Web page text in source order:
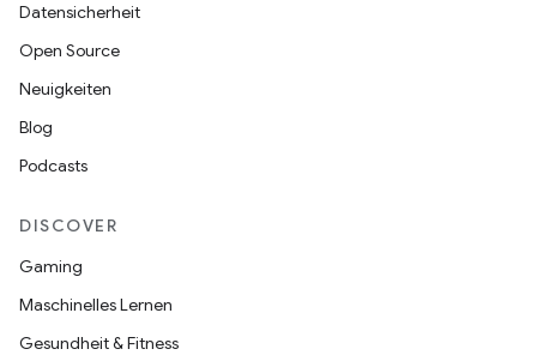
Datensicherheit
Open Source
Neuigkeiten
Blog
Podcasts
DISCOVER
Gaming
Maschinelles Lernen
Gesundheit & Fitness